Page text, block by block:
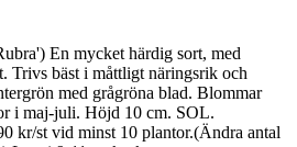
En mycket härdig sort, med
Trivs bäst i måttligt näringsrik och
med grågröna blad. Blommar
i maj-juli. Höjd 10 cm. SOL.
kr/st vid minst 10 plantor.(Ändra antal